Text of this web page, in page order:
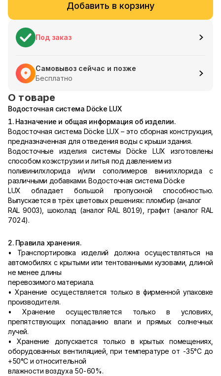
Добавить в корзину
Под заказ
Самовывоз сейчас и позже
Бесплатно
О товаре
Водосточная система Döcke LUX
1. Назначение и общая информация об изделии.
Водосточная система Döcke LUX – это сборная конструкция,
предназначенная для отведения воды с крыши здания.
Водосточные изделия системы Döcke LUX изготовлены
способом коэкструзии и литья под давлением из
поливинилхлорида и/или сополимеров винилхлорида с
различными добавками. Водосточная система Döcke
LUX обладает большой пропускной способностью.
Выпускается в трёх цветовых решениях: пломбир (аналог
RAL 9003), шоколад (аналог RAL 8019), графит (аналог RAL
7024).
2. Правила хранения.
• Транспортировка изделий должна осуществляться на
автомобилях с крытыми или тентованными кузовами, длиной
не менее длины
перевозимого материала.
• Хранение осуществляется только в фирменной упаковке
производителя.
• Хранение осуществляется только в условиях,
препятствующих попаданию влаги и прямых солнечных
лучей.
• Хранение допускается только в крытых помещениях,
оборудованных вентиляцией, при температуре от -35°С до
+50°С и относительной
влажности воздуха 50-60%.